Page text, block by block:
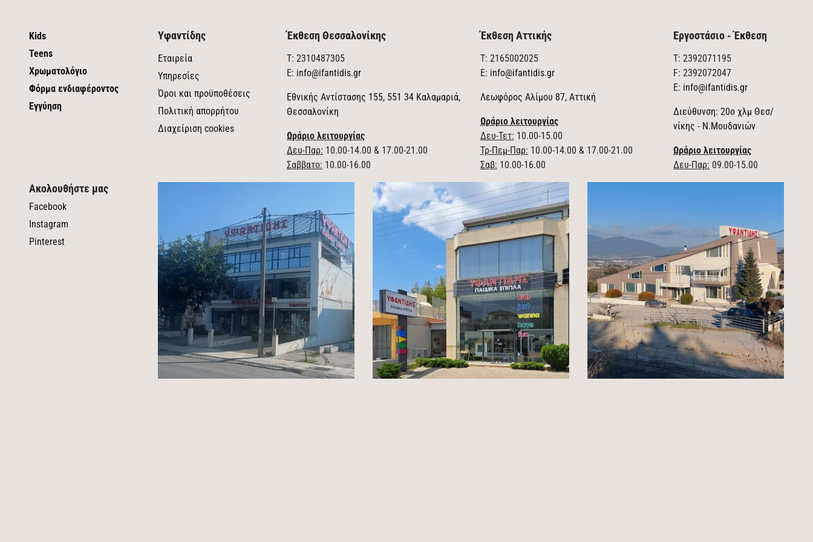
Kids
Teens
Χρωματολόγιο
Φόρμα ενδιαφέροντος
Εγγύηση
Υφαντίδης
Εταιρεία
Υπηρεσίες
Όροι και προϋποθέσεις
Πολιτική απορρήτου
Διαχείριση cookies
Έκθεση Θεσσαλονίκης
T: 2310487305
E: info@ifantidis.gr
Εθνικής Αντίστασης 155, 551 34 Καλαμαριά,
Θεσσαλονίκη
Ωράριο λειτουργίας
Δευ-Παρ: 10.00-14.00 & 17.00-21.00
Σαββατο: 10.00-16.00
Έκθεση Αττικής
T: 2165002025
E: info@ifantidis.gr
Λεωφόρος Αλίμου 87, Αττική
Ωράριο λειτουργίας
Δευ-Τετ: 10.00-15.00
Τρ-Πεμ-Παρ: 10.00-14.00 & 17.00-21.00
Σαβ: 10.00-16.00
Εργοστάσιο - Έκθεση
T: 2392071195
F: 2392072047
E: info@ifantidis.gr
Διεύθυνση: 20ο χλμ Θεσ/
νίκης - Ν.Μουδανιών
Ωράριο λειτουργίας
Δευ-Παρ: 09.00-15.00
Ακολουθήστε μας
Facebook
Instagram
Pinterest